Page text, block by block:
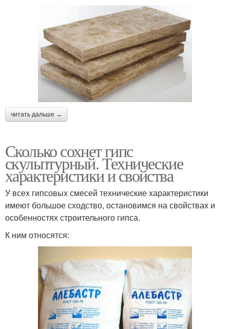
читать дальше →
Сколько сохнет гипс
скульптурный. Технические
характеристики и свойства
У всех гипсовых смесей технические характеристики
имеют большое сходство, остановимся на свойствах и
особенностях строительного гипса.
К ним относятся: